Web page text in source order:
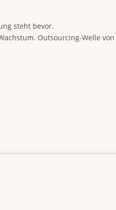
steht bevor.
Outsourcing-Welle